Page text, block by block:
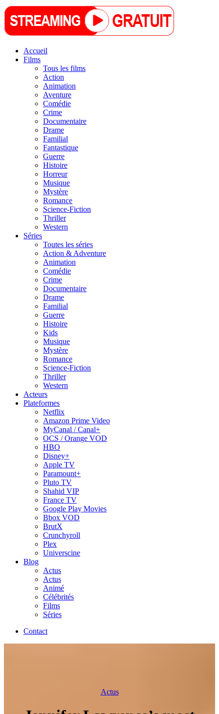
Accueil
Films
Tous les films
Action
Animation
Aventure
Comédie
Crime
Documentaire
Drame
Familial
Fantastique
Guerre
Histoire
Horreur
Musique
Mystère
Romance
Science-Fiction
Thriller
Western
Séries
Toutes les séries
Action & Adventure
Animation
Comédie
Crime
Documentaire
Drame
Familial
Guerre
Histoire
Kids
Musique
Mystère
Romance
Science-Fiction
Thriller
Western
Acteurs
Plateformes
Netflix
Amazon Prime Video
MyCanal / Canal+
OCS / Orange VOD
HBO
Disney+
Apple TV
Paramount+
Pluto TV
Shahid VIP
France TV
Google Play Movies
Bbox VOD
BrutX
Crunchyroll
Plex
Universcine
Blog
Actus
Actus
Animé
Célébrités
Films
Séries
Contact
Actus